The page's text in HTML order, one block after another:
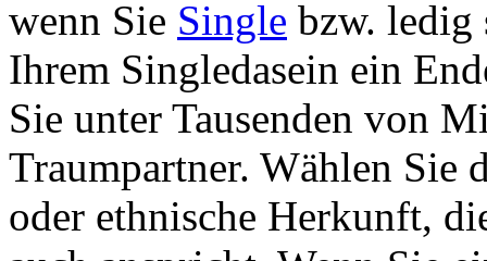
wenn Sie Single bzw. ledig
Ihrem Singledasein ein
Sie unter Tausenden von
Traumpartner. Wählen Sie
oder ethnische Herkunft,